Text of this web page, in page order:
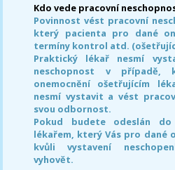
Kdo vede pracovní
Povinnost vést pracovní
který pacienta pro dané
termíny kontrol atd.
Praktický lékař nesmí
neschopnost v
onemocnění ošetřujícím
nesmí vystavit a vést
svou odbornost.
Pokud budete odeslán
lékařem, který Vás pro dané
kvůli vystavení
vyhovět.